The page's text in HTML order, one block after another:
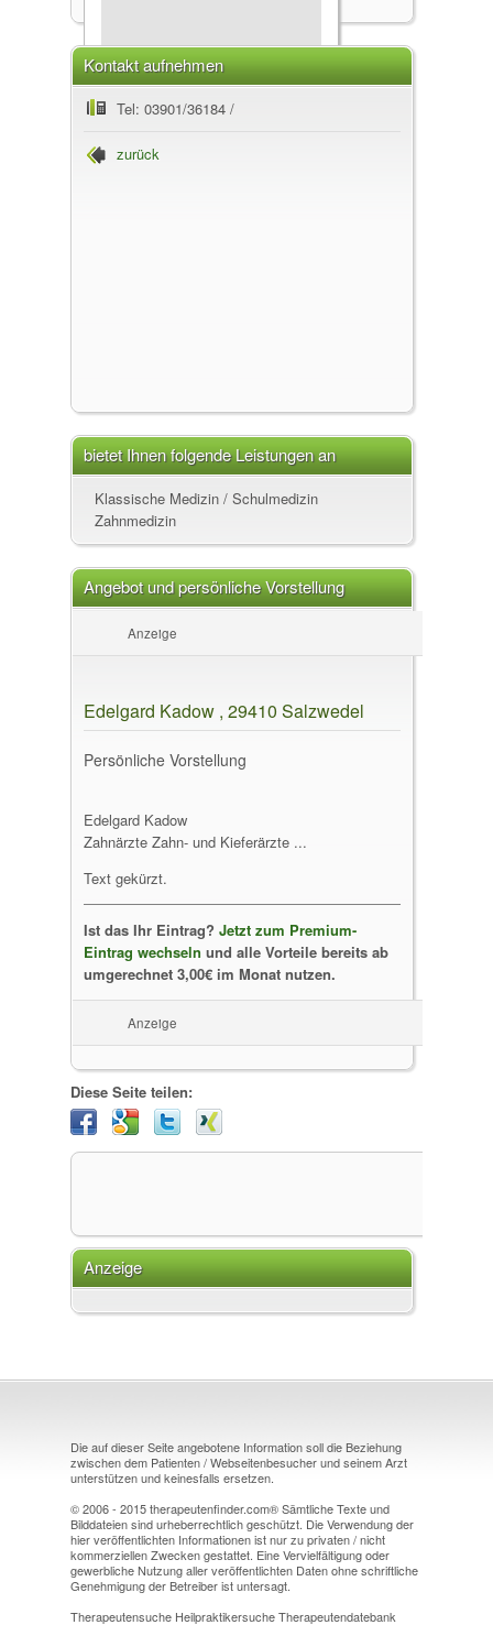
Edelgard Kadow
Kontakt aufnehmen
Tel: 03901/36184 /
zurück
bietet Ihnen folgende Leistungen an
Klassische Medizin / Schulmedizin
Zahnmedizin
Angebot und persönliche Vorstellung
Anzeige
Edelgard Kadow , 29410 Salzwedel
Persönliche Vorstellung
Edelgard Kadow
Zahnärzte Zahn- und Kieferärzte ...
Text gekürzt.
Ist das Ihr Eintrag? Jetzt zum Premium-
Eintrag wechseln und alle Vorteile bereits ab
umgerechnet 3,00€ im Monat nutzen.
Anzeige
Diese Seite teilen:
Anzeige
Die auf dieser Seite angebotene Information soll die Beziehung
zwischen dem Patienten / Webseitenbesucher und seinem Arzt
unterstützen und keinesfalls ersetzen.
© 2006 - 2015 therapeutenfinder.com® Sämtliche Texte und
Bilddateien sind urheberrechtlich geschützt. Die Verwendung der
hier veröffentlichten Informationen ist nur zu privaten / nicht
kommerziellen Zwecken gestattet. Eine Vervielfältigung oder
gewerbliche Nutzung aller veröffentlichten Daten ohne schriftliche
Genehmigung der Betreiber ist untersagt.
Therapeutensuche Heilpraktikersuche Therapeutendatebank